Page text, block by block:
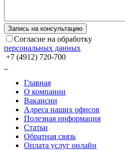
Согласие на обработку
персональных данных
+7 (4912) 720-700
Главная
О компании
Вакансии
Адреса наших офисов
Полезная информация
Статьи
Обратная связь
Оплата услуг онлайн